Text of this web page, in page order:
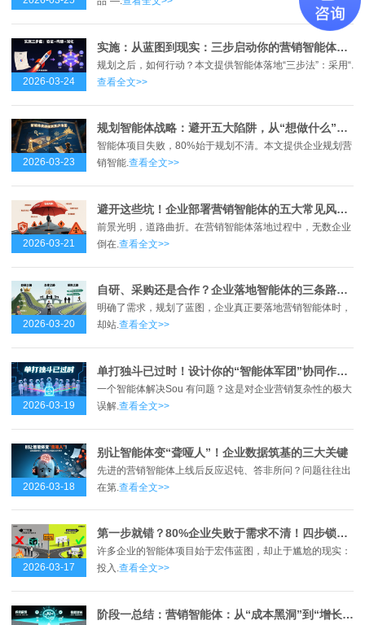
2026-03-24
实施：从蓝图到现实：三步启动你的营销智能体，打赢增长“闪电战”
规划之后，如何行动？本文提供智能体落地“三步法”：采用“.
查看全文>>
2026-03-23
规划智能体战略：避开五大陷阱，从“想做什么”到“能做成什么”
智能体项目失败，80%始于规划不清。本文提供企业规划营
销智能.查看全文>>
2026-03-21
避开这些坑！企业部署营销智能体的五大常见风险与对策
前景光明，道路曲折。在营销智能体落地过程中，无数企业
倒在.查看全文>>
2026-03-20
自研、采购还是合作？企业落地智能体的三条路径全解析
明确了需求，规划了蓝图，企业真正要落地营销智能体时，
却站.查看全文>>
2026-03-19
单打独斗已过时！设计你的“智能体军团”协同作战图
一个智能体解决Sou 有问题？这是对企业营销复杂性的极大
误解.查看全文>>
2026-03-18
别让智能体变“聋哑人”！企业数据筑基的三大关键
先进的营销智能体上线后反应迟钝、答非所问？问题往往出
在第. 查看全文>>
2026-03-17
第一步就错？80%企业失败于需求不清！四步锁定智能体真实痛点
许多企业的智能体项目始于宏伟蓝图，却止于尴尬的现实：
投入.查看全文>>
阶段一总结：营销智能体：从“成本黑洞”到“增长引擎”的跃迁之路